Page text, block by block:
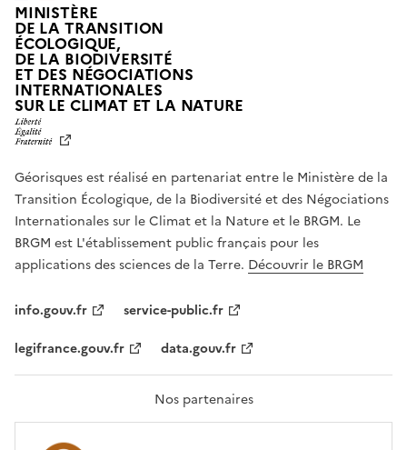
MINISTÈRE
DE LA TRANSITION
ÉCOLOGIQUE,
DE LA BIODIVERSITÉ
ET DES NÉGOCIATIONS
INTERNATIONALES
SUR LE CLIMAT ET LA NATUREL
T
É
,
É
G
A
L
F
A
T
R
Géorisques est réalisé en partenariat entre le Ministère de la
Transition Écologique, de la Biodiversité et des Négociations
Internationales sur le Climat et la Nature et le BRGM. Le
BRGM est L'établissement public français pour les
applications des sciences de la Terre. Découvrir le BRGM
info.gouv.fr
service-public.fr
legifrance.gouv.fr
data.gouv.fr
Nos partenaires